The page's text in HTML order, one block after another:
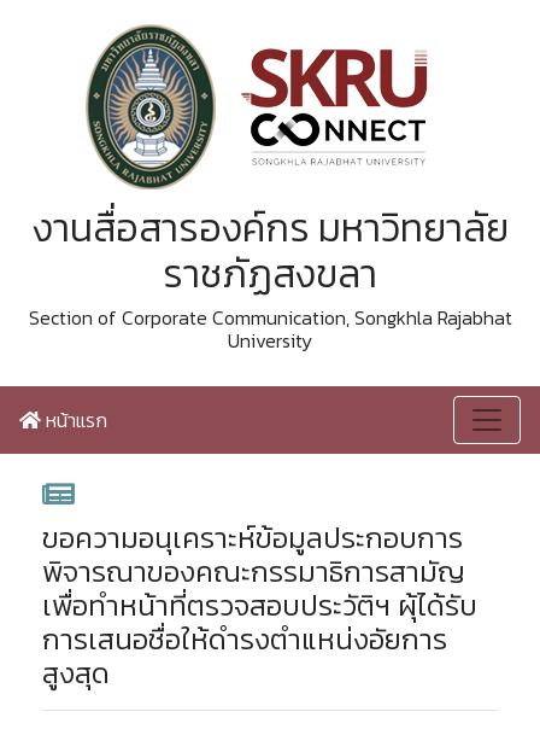
งานสื่อสารองค์กร มหาวิทยาลัย
ราชภัฏสงขลา
Section of Corporate Communication, Songkhla Rajabhat
University
หน้าแรก
ขอความอนุเคราะห์ข้อมูลประกอบการ
พิจารณาของคณะกรรมาธิการสามัญ
เพื่อทำหน้าที่ตรวจสอบประวัติฯ ผุ้ได้รับ
การเสนอชื่อให้ดำรงตำแหน่งอัยการ
สูงสุด